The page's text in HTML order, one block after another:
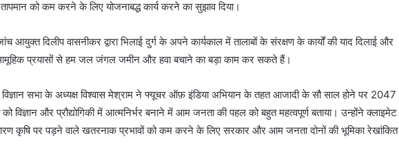
को कम करने के लिए योजनाबद्ध कार्य करने का सुझाव दिया।
आयुक्त दिलीप वासनीकर द्वारा भिलाई दुर्ग के अपने कार्यकाल में तालाबों के संरक्षण के कार्यों की याद दिलाई और
प्रयासों से हम जल जंगल जमीन और हवा बचाने का बड़ा काम कर सकते हैं।
विज्ञान सभा के अध्यक्ष विश्वास मेश्राम ने फ्यूचर ऑफ़ इंडिया अभियान के तहत आजादी के सौ साल होने पर 2047
विज्ञान और प्रौद्योगिकी में आत्मनिर्भर बनाने में आम जनता की पहल को बहुत महत्वपूर्ण बताया। उन्होंने क्लाइमेट
कृषि पर पड़ने वाले खतरनाक प्रभावों को कम करने के लिए सरकार और आम जनता दोनों की भूमिका रेखांकित